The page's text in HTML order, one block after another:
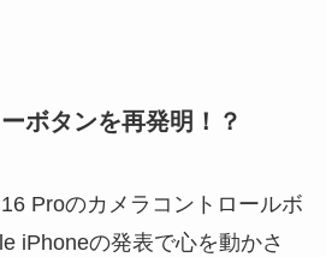
ボタンを再発明！？
Proのカメラコントロールボ
iPhoneの発表で心を動かさ